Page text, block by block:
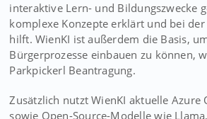
interaktive Lern- und Bildungszwecke
komplexe Konzepte erklärt und bei
hilft. WienKI ist außerdem die Basis,
Bürgerprozesse einbauen zu können,
Parkpickerl Beantragung.
Zusätzlich nutzt WienKI aktuelle Azure
sowie Open-Source-Modelle wie